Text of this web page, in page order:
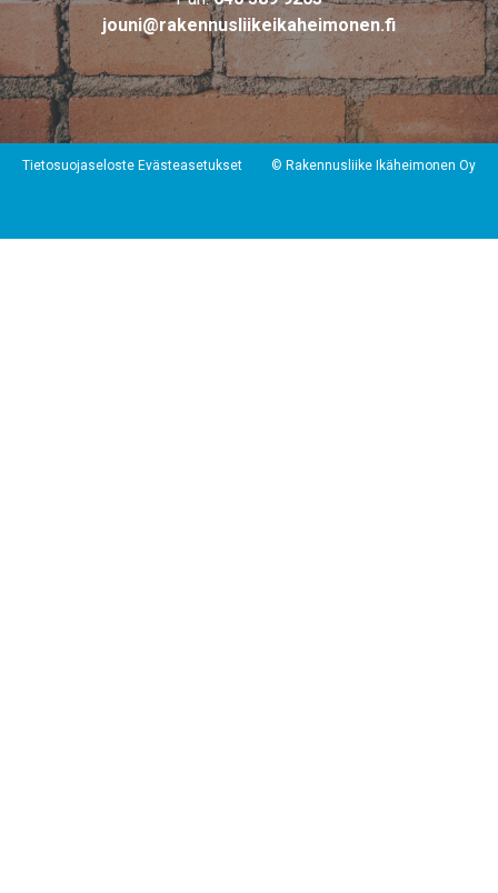
jouni@rakennusliikeikaheimonen.fi
Tietosuojaseloste Evästeasetukset © Rakennusliike Ikäheimonen Oy